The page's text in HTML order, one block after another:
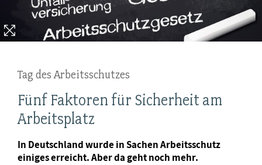
Tag des Arbeitsschutzes
Fünf Faktoren für Sicherheit am
Arbeitsplatz
In Deutschland wurde in Sachen Arbeitsschutz
einiges erreicht. Aber da geht noch mehr.